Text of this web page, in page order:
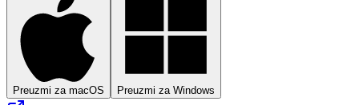
Preuzmi za macOS Preuzmi za Windows